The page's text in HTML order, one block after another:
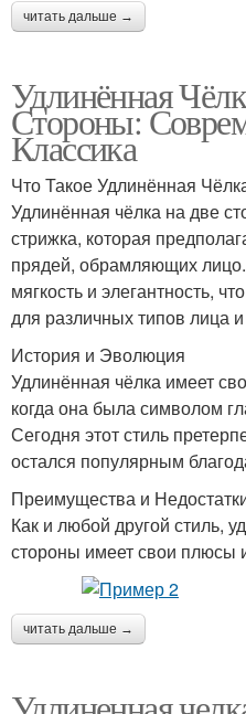
читать дальше →
Удлинённая
Стороны:
Классика
Что Такое Удлинённая
Удлинённая чёлка на две
стрижка, которая
прядей, обрамляющих лицо.
мягкость и элегантность,
для различных типов лица
История и Эволюция
Удлинённая чёлка имеет
когда она была символом
Сегодня этот стиль
остался популярным
Преимущества и
Как и любой другой стиль,
стороны имеет свои плюсы
читать дальше →